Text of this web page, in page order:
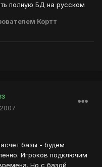
полную БД на русском
Кортт
базы - будем
Игроков подключим
Но с базой